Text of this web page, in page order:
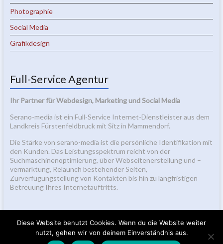
Photographie
Social Media
Grafikdesign
Full-Service Agentur
Ihr Partner für Webdesign, Marketing und Social Media
Serano-media ist ein Full-Service Internet-Dienstleister aus dem
Landkreis Fürstenfeldbruck mit Sitz in Mammendorf.
Die Stärke von serano-media ist die persönliche Identifikation mit
den Kunden. Das Leistungsspektrum reicht von der
Suchmaschinenoptimierung, über Webseitenerstellung und –
vermarktung, Relaunch bestehender Seiten,
Zurverfügungstellung von Kontakten bis hin zu langfristigen
Betreuung Ihres Internetauftritts.
2026 beiSeranos BlogAlle Rechte vorbehalten.
Diese Website benutzt Cookies. Wenn du die Website weiter
nutzt, gehen wir von deinem Einverständnis aus.